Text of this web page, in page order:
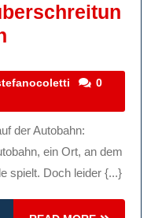
Der
Auf
Der
Autobahn
stefanocoletti
0
ein Ort, an dem
spielt. Doch leider {...}